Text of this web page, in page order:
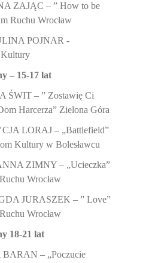
ZAJĄC – ” How to be
Ruchu Wrocław
POJNAR -
– 15-17 lat
ŚWIT – ” Zostawię Ci
Harcerza” Zielona Góra
LORAJ – „Battlefield”
Kultury w Bolesławcu
ZIMNY – „Ucieczka”
Wrocław
JURASZEK – ” Love”
Wrocław
18-21 lat
– „Poczucie